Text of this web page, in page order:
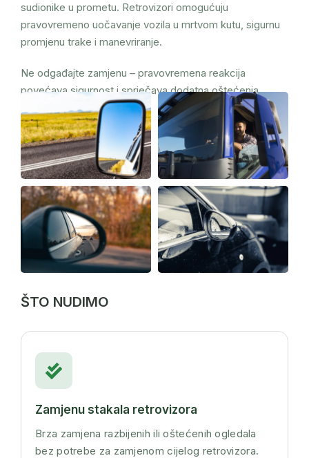
sudionike u prometu. Retrovizori omogućuju
pravovremeno uočavanje vozila u mrtvom kutu, sigurnu
promjenu trake i manevriranje.
Ne odgađajte zamjenu – pravovremena reakcija
povećava sigurnost i sprječava dodatna oštećenja.
ŠTO NUDIMO
Zamjenu stakala retrovizora
Brza zamjena razbijenih ili oštećenih ogledala
bez potrebe za zamjenom cijelog retrovizora.